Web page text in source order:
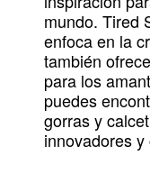
mundo. Tired
enfoca en la
también
para los
puedes
gorras y
innovadores